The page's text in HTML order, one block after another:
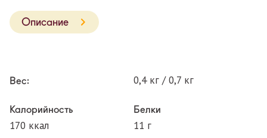
Описание
Вес: 0,4 кг / 0,7 кг
Калорийность
170 ккал
Белки
11 г